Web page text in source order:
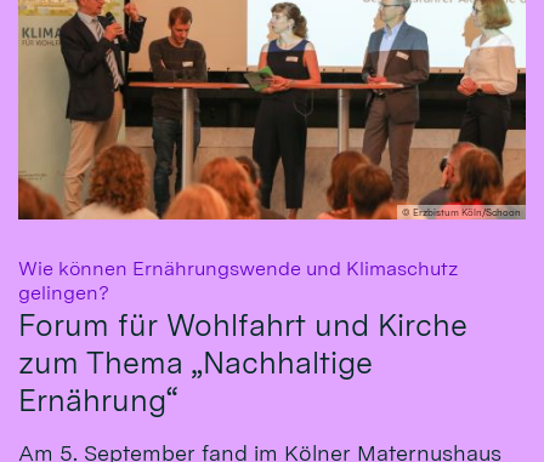
© Erzbistum Köln/Schoon
Wie können Ernährungswende und Klimaschutz
gelingen?
Forum für Wohlfahrt und Kirche
zum Thema „Nachhaltige
Ernährung“
Am 5. September fand im Kölner Maternushaus